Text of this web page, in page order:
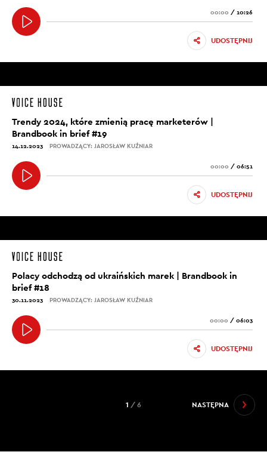
00:00 / 10:26
UDOSTĘPNIJ
Trendy 2024, które zmienią pracę marketerów |
Brandbook in brief #19
14.12.2023 PROWADZĄCY: JAROSŁAW KUŹNIAR
00:00 / 06:51
UDOSTĘPNIJ
Polacy odchodzą od ukraińskich marek | Brandbook in
brief #18
30.11.2023 PROWADZĄCY: JAROSŁAW KUŹNIAR
00:00 / 06:03
UDOSTĘPNIJ
NASTĘPNA
1 / 6